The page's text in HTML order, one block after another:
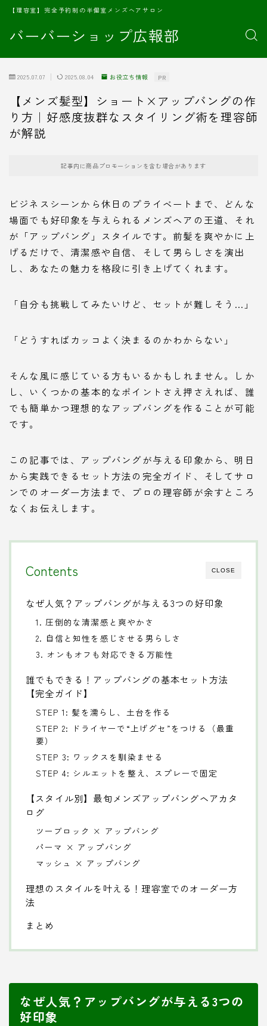
バーバーショップ広報部
【理容室】完全予約制の半個室メンズヘアサロン
2025.07.07 2025.08.04 お役立ち情報 PR
【メンズ髪型】ショート×アップバングの作
り方｜好感度抜群なスタイリング術を理容師
が解説
記事内に商品プロモーションを含む場合があります
ビジネスシーンから休日のプライベートまで、どんな
場面でも好印象を与えられるメンズヘアの王道、それ
が「アップバング」スタイルです。前髪を爽やかに上
げるだけで、清潔感や自信、そして男らしさを演出
し、あなたの魅力を格段に引き上げてくれます。
「自分も挑戦してみたいけど、セットが難しそう…」
「どうすればカッコよく決まるのかわからない」
そんな風に感じている方もいるかもしれません。しか
し、いくつかの基本的なポイントさえ押さえれば、誰
でも簡単かつ理想的なアップバングを作ることが可能
です。
この記事では、アップバングが与える印象から、明日
から実践できるセット方法の完全ガイド、そしてサロ
ンでのオーダー方法まで、プロの理容師が余すところ
なくお伝えします。
CLOSE
Contents
なぜ人気？アップバングが与える3つの好印象
1. 圧倒的な清潔感と爽やかさ
2. 自信と知性を感じさせる男らしさ
3. オンもオフも対応できる万能性
誰でもできる！アップバングの基本セット方法
【完全ガイド】
STEP 1: 髪を濡らし、土台を作る
STEP 2: ドライヤーで“上げグセ”をつける（最重
要）
STEP 3: ワックスを馴染ませる
STEP 4: シルエットを整え、スプレーで固定
【スタイル別】最旬メンズアップバングヘアカタ
ログ
ツーブロック × アップバング
パーマ × アップバング
マッシュ × アップバング
理想のスタイルを叶える！理容室でのオーダー方
法
まとめ
なぜ人気？アップバングが与える3つの
好印象